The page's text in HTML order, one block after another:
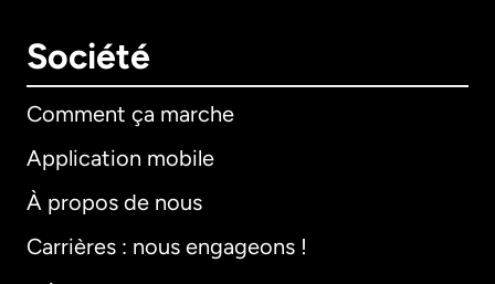
Société
Comment ça marche
Application mobile
À propos de nous
Carrières : nous engageons !